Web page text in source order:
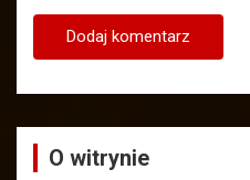
O witrynie